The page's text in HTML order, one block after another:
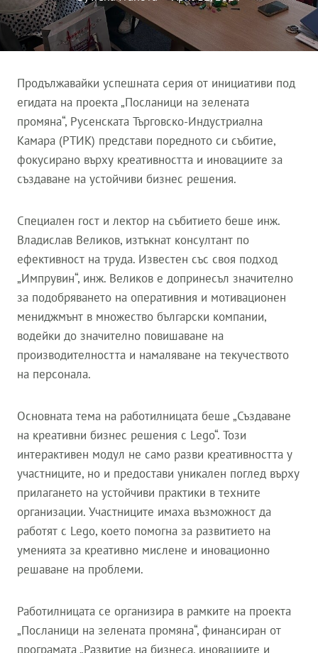
Продължавайки успешната серия от инициативи под
егидата на проекта „Посланици на зелената
промяна“, Русенската Търговско-Индустриална
Камара (РТИК) представи поредното си събитие,
фокусирано върху креативността и иновациите за
създаване на устойчиви бизнес решения.
Специален гост и лектор на събитието беше инж.
Владислав Великов, изтъкнат консултант по
ефективност на труда. Известен със своя подход
„Импрувин“, инж. Великов е допринесъл значително
за подобряването на оперативния и мотивационен
мениджмънт в множество български компании,
водейки до значително повишаване на
производителността и намаляване на текучеството
на персонала.
Основната тема на работилницата беше „Създаване
на креативни бизнес решения с Lego“. Този
интерактивен модул не само разви креативността у
участниците, но и предостави уникален поглед върху
прилагането на устойчиви практики в техните
организации. Участниците имаха възможност да
работят с Lego, което помогна за развитието на
уменията за креативно мислене и иновационно
решаване на проблеми.
Работилницата се организира в рамките на проекта
„Посланици на зелената промяна“, финансиран от
програмата „Развитие на бизнеса, иновациите и